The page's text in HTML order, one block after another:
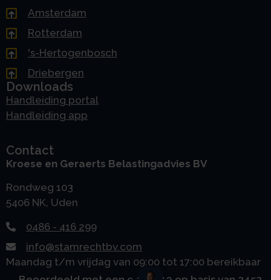
Amsterdam
Rotterdam
's-Hertogenbosch
Driebergen
Downloads
Handleiding portal
Handleiding app
Contact
Kroese en Geraerts Belastingadvies BV
Rondweg 103
5406 NK, Uden
0486 - 416 299
info@stamrechtbv.com
Maandag t/m vrijdag van 09:00 tot 17:00 bereikbaar